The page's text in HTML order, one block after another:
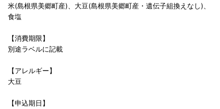
米(島根県美郷町産)、大豆(島根県美郷町産・遺伝子組換えなし)、
食塩
【消費期限】
別途ラベルに記載
【アレルギー】
大豆
【申込期日】